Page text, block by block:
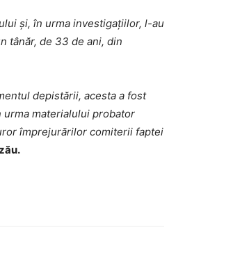
și, în urma investigațiilor, l-au
tânăr, de 33 de ani, din
depistării, acesta a fost
urma materialului probator
împrejurărilor comiterii faptei